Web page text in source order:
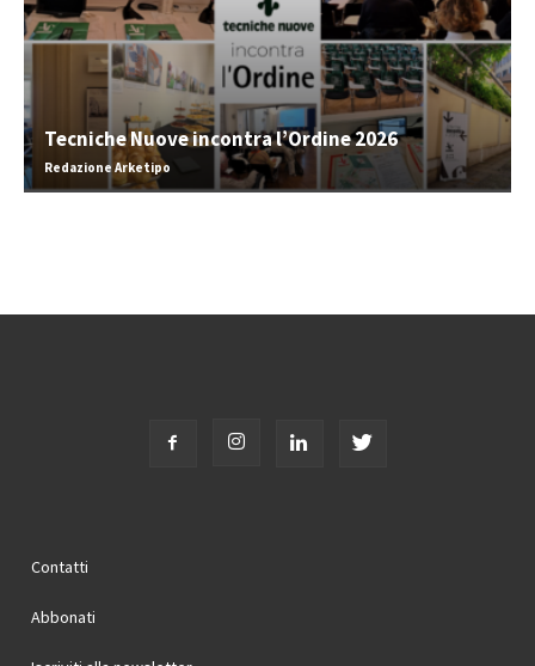
Tecniche Nuove incontra l’Ordine 2026
Redazione Arketipo
Contatti
Abbonati